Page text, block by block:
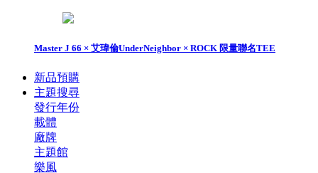
Master J 66 × 艾瑋倫UnderNeighbor × ROCK 限量聯名TEE
新品預購
主題搜尋
發行年份
載體
廠牌
主題館
樂風